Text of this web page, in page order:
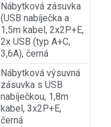
Nábytková zásuvka
(USB nabíječka a
1,5m kabel, 2x2P+E,
2x USB (typ A+C,
3,6A), černá
Nábytková výsuvná
zásuvka s USB
nabíječkou, 1,8m
kabel, 3x2P+E,
černá